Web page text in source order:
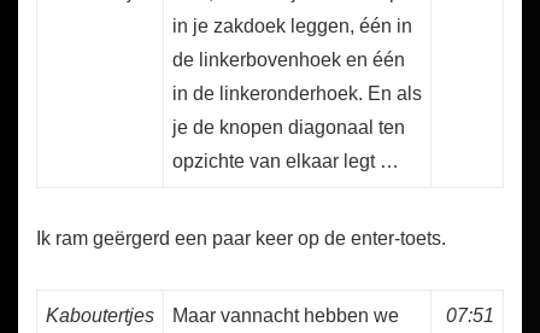
in je zakdoek leggen, één in
de linkerbovenhoek en één
in de linkeronderhoek. En als
je de knopen diagonaal ten
opzichte van elkaar legt …
Ik ram geërgerd een paar keer op de enter-toets.
Kaboutertjes
Maar vannacht hebben we
07:51